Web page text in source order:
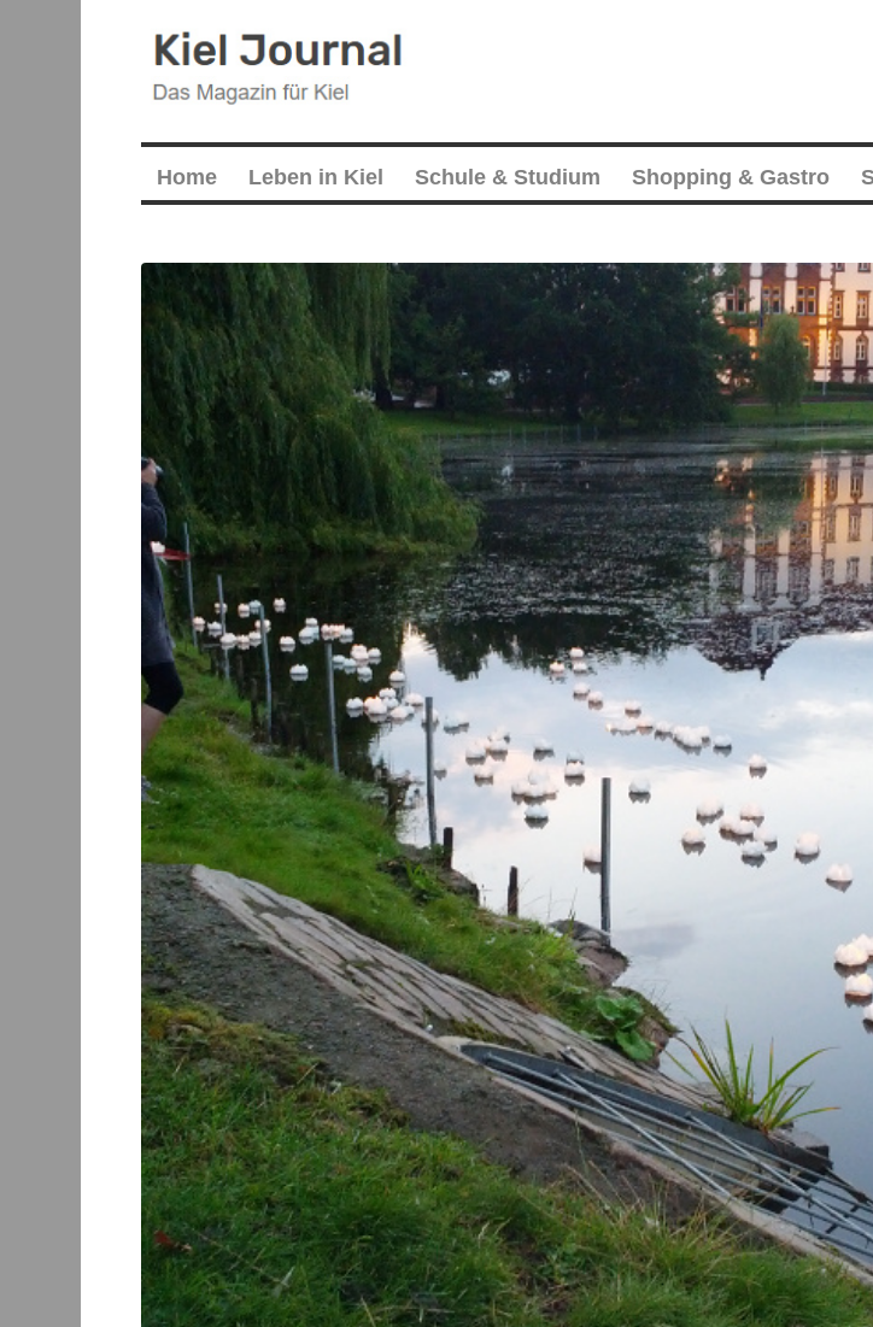
Home Leben in Kiel Schule & Studium Shopping & Gastro